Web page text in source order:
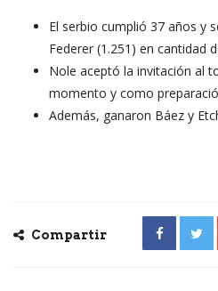
El serbio cumplió 37 años y
Federer (1.251) en cantidad
Nole aceptó la invitación al
momento y como
Además, ganaron Báez y
Compartir